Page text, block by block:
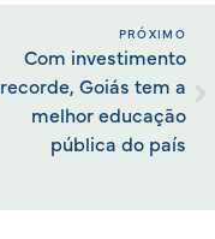
PRÓXIMO
Com investimento
recorde, Goiás tem a
melhor educação
pública do país